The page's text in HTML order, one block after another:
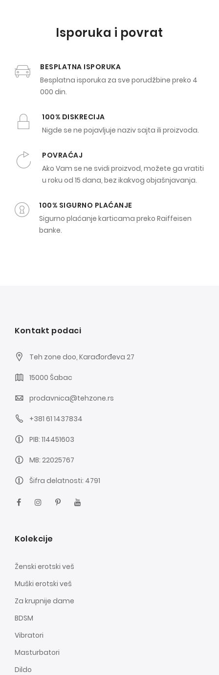
Isporuka i povrat
BESPLATNA ISPORUKA
Besplatna isporuka za sve porudžbine preko 4
000 din.
100% DISKRECIJA
Nigde se ne pojavljuje naziv sajta ili proizvoda.
POVRAĆAJ
Ako Vam se ne svidi proizvod, možete ga vratiti
u roku od 15 dana, bez ikakvog objašnjavanja.
100% SIGURNO PLAĆANJE
Sigurno plaćanje karticama preko Raiffeisen
banke.
Kontakt podaci
Teh zone doo, Karađorđeva 27
15000 Šabac
prodavnica@tehzone.rs
+381 61 1437834
PIB: 114451603
MB: 22025767
Šifra delatnosti: 4791
Kolekcije
Ženski erotski veš
Muški erotski veš
Za krupnije dame
BDSM
Vibratori
Masturbatori
Dildo